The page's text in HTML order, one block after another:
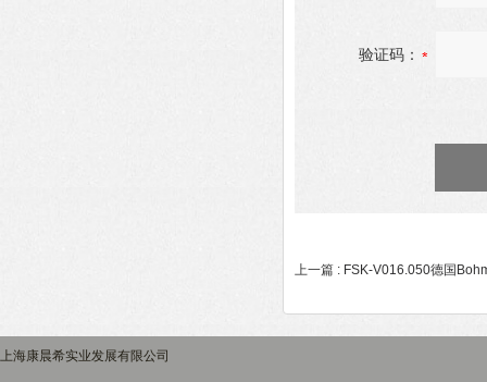
验证码：
上一篇 : FSK-V016.050德国
上海康晨希实业发展有限公司